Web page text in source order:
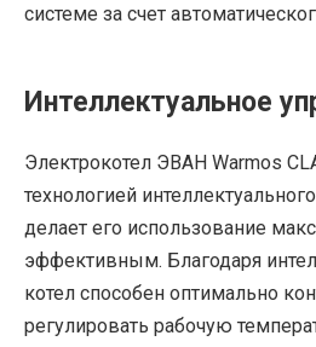
системе за счет
Интеллектуальное
Электрокотел ЭВАН Warmos
технологией
делает его использование
эффективным. Благодаря
котел способен оптимально
регулировать рабочую